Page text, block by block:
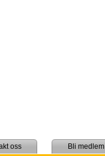
oss Bli medlem